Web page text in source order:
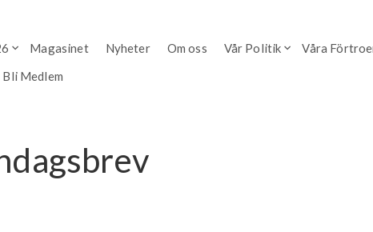
Magasinet Nyheter Om oss Vår Politik
Våra
Bli Medlem